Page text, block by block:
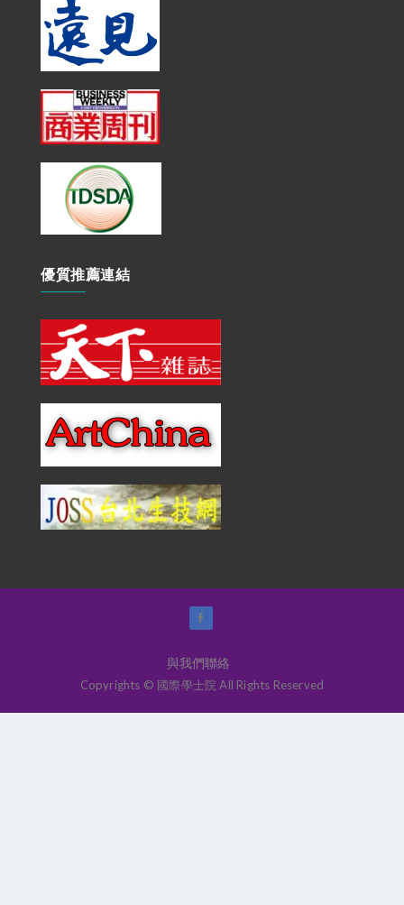
優質推薦連結
與我們聯絡
Copyrights © 國際學士院 All Rights Reserved